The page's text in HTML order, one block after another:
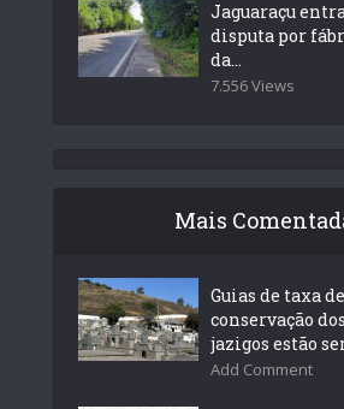
Jaguaraçu
disputa por
da...
7.556 Views
Mais
Guias de taxa de
conservação dos
jazigos estão
Add Comment